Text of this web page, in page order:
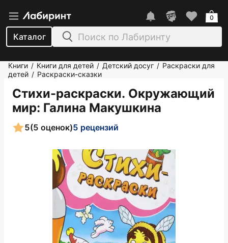
Каталог
0
Книги / Книги для детей / Детский досуг / Раскраски для
детей / Раскраски-сказки
Стихи-раскраски. Окружающий
мир: Галина Макушкина
5(5 оценок)5 рецензий